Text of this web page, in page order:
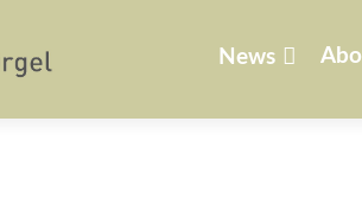
springen
News Abo